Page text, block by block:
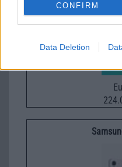
CONFIRM
Data Deletion